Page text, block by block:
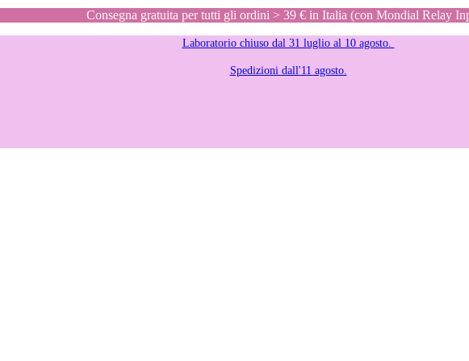
Consegna gratuita per tutti gli ordini > 39 € in Italia (con Mondial Relay
Laboratorio chiuso dal 31 luglio al 10 agosto.
Spedizioni dall'11 agosto.